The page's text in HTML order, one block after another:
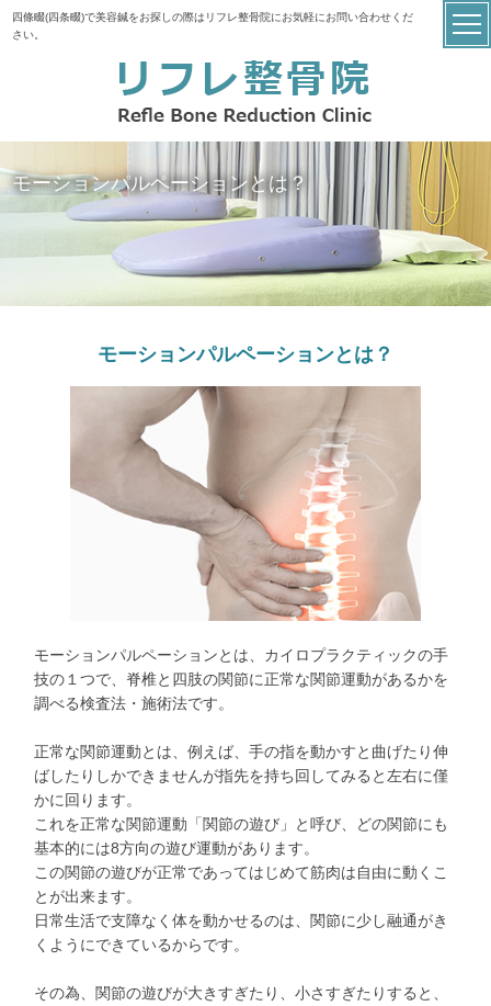
四條畷(四条畷)で美容鍼をお探しの際はリフレ整骨院にお気軽にお問い合わせくだ
さい。
モーションパルペーションとは？
モーションパルペーションとは？
モーションパルペーションとは、カイロプラクティックの手
技の１つで、脊椎と四肢の関節に正常な関節運動があるかを
調べる検査法・施術法です。
正常な関節運動とは、例えば、手の指を動かすと曲げたり伸
ばしたりしかできませんが指先を持ち回してみると左右に僅
かに回ります。
これを正常な関節運動「関節の遊び」と呼び、どの関節にも
基本的には8方向の遊び運動があります。
この関節の遊びが正常であってはじめて筋肉は自由に動くこ
とが出来ます。
日常生活で支障なく体を動かせるのは、関節に少し融通がき
くようにできているからです。
その為、関節の遊びが大きすぎたり、小さすぎたりすると、